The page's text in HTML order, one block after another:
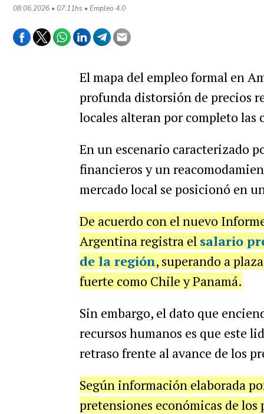
08.06.2026 • 07:11hs • Empleo 4.0
El mapa del empleo formal en
profunda distorsión de precios
locales alteran por completo las
En un escenario caracterizado
financieros y un
mercado local se posicionó en
De acuerdo con el nuevo
Argentina registra el salario
de la región, superando a
fuerte como Chile y Panamá.
Sin embargo, el dato que
recursos humanos es que este
retraso frente al avance de los
Según información elaborada
pretensiones económicas de